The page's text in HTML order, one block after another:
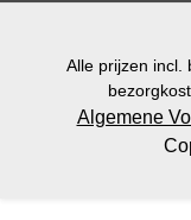
Alle prijzen incl.
Algemene